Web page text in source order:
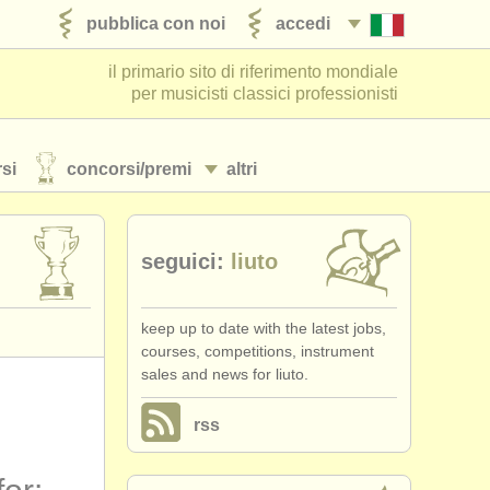
accedi
pubblica con noi
il primario sito di riferimento mondiale
per musicisti classici professionisti
altri
concorsi/premi
seguici: liuto
keep up to date with the latest jobs,
courses, competitions, instrument
sales and news for liuto.
rss